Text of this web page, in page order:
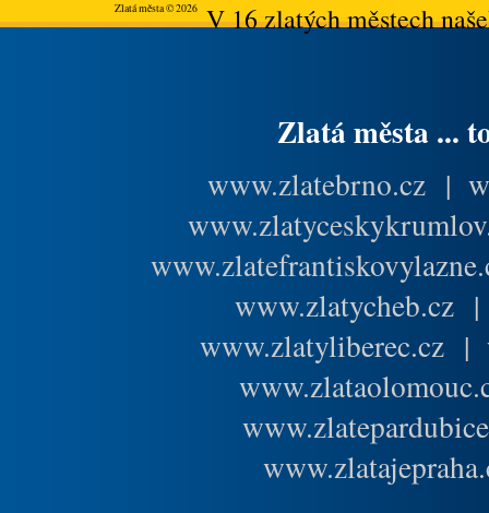
Zlatá města © 2026V 16 zlatých městech
Zlatá města ...
www.zlatebrno.cz |
www.zlatycheb.cz
www.zlatyliberec.cz |